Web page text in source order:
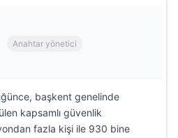
Anahtar yönetici
başkent genelinde
kapsamlı güvenlik
fazla kişi ile 930 bine